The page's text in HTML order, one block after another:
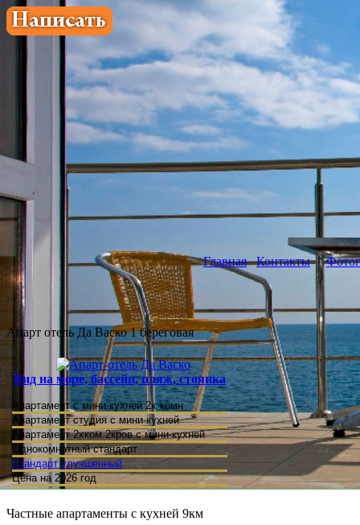
Главная Контакты
Апарт отель Да Васко 1 береговая
Вид на море, бассейн, пляж, стоянка
Апартамент с мини-кухней 2х комн
Апартамент студияс мини-кухней
Апартамент 2хком.2кров.с мини-кухней
Однокомнатный стандарт
Стандарт улучшенный
Цена на 2026 год
Частные апартаменты с кухней 9км